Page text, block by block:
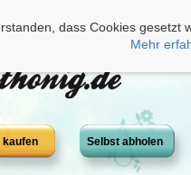
dass Cookies gesetzt
Mehr
kaufen Selbst abholen